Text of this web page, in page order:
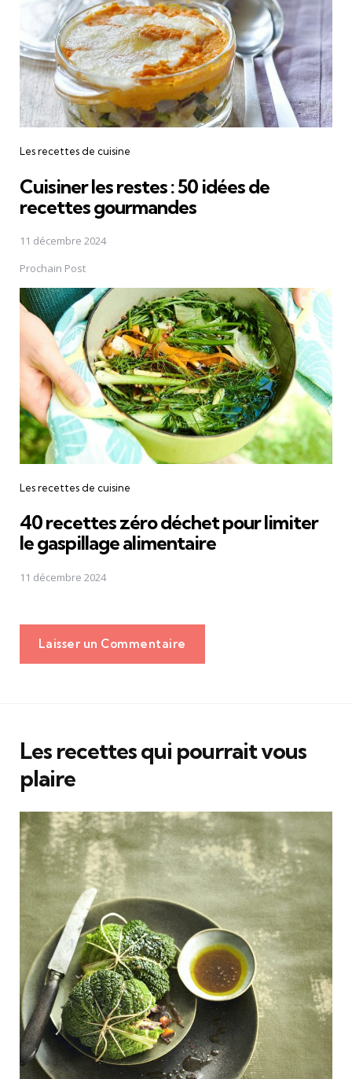
Les recettes de cuisine
Cuisiner les restes : 50 idées de
recettes gourmandes
11 décembre 2024
Prochain Post
Les recettes de cuisine
40 recettes zéro déchet pour limiter
le gaspillage alimentaire
11 décembre 2024
Laisser un Commentaire
Les recettes qui pourrait vous
plaire